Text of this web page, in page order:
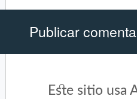
Este sitio usa